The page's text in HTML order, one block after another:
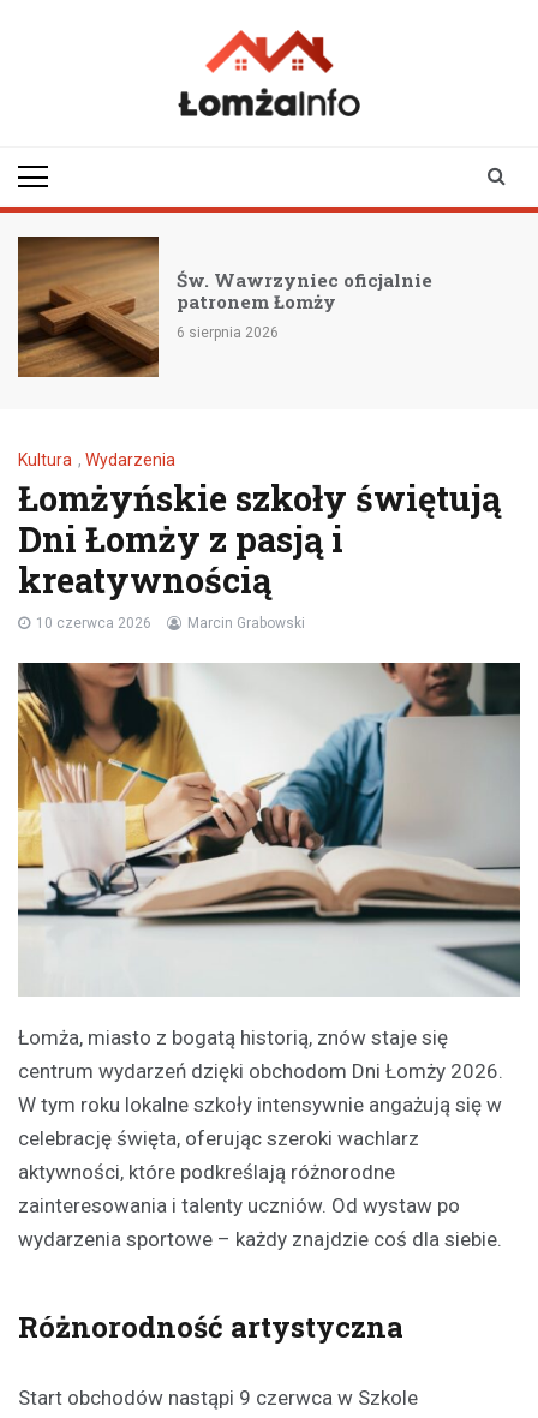
95-lecie Lotnictwa Policji:
Hawki zmieniają oblicze
6 sierpnia 2026
Kultura , Wydarzenia
Łomżyńskie szkoły świętują
Dni Łomży z pasją i
kreatywnością
10 czerwca 2026 Marcin Grabowski
Łomża, miasto z bogatą historią, znów staje się
centrum wydarzeń dzięki obchodom Dni Łomży 2026.
W tym roku lokalne szkoły intensywnie angażują się w
celebrację święta, oferując szeroki wachlarz
aktywności, które podkreślają różnorodne
zainteresowania i talenty uczniów. Od wystaw po
wydarzenia sportowe – każdy znajdzie coś dla siebie.
Różnorodność artystyczna
Start obchodów nastąpi 9 czerwca w Szkole